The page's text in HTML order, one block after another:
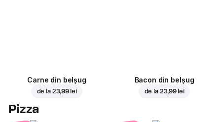
Carne din belșug
de la 23,99 lei
Bacon din belșug
de la 23,99 lei
Pizza